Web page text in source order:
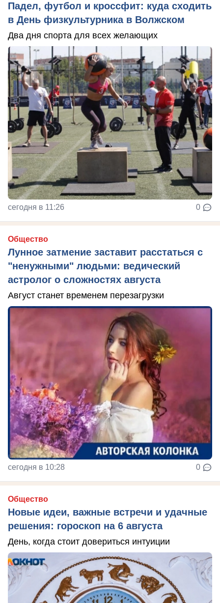
Падел, футбол и кроссфит: куда сходить
в День физкультурника в Волжском
Два дня спорта для всех желающих
сегодня в 11:26 0
Общество
Лунное затмение заставит расстаться с
"ненужными" людьми: ведический
астролог о сложностях августа
Август станет временем перезагрузки
сегодня в 10:28 0
Общество
Новые идеи, важные встречи и удачные
решения: гороскоп на 6 августа
День, когда стоит довериться интуиции